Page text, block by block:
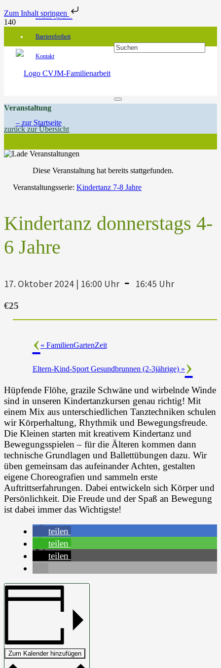
Zum Inhalt springen
Leichte Sprache
Barrierefreiheit
Kontakt
Veranstaltung
zurück zur Übersicht
Diese Veranstaltung hat bereits stattgefunden.
Veranstaltungsserie: Kindertanz 7-8 Jahre
Kindertanz donnerstags 4-
6 Jahre
17. Oktober 2024 | 16:00 Uhr - 16:45 Uhr
€25
« FamilienGartenZeit
Eltern-Kind-Sport Gesundbrunnen (2-3jährige) »
Hüpfende Flöhe, grazile Schwäne und wirbelnde Winde
sind in unseren Kindertanzkursen genau richtig! Mit
einem Mix aus unterschiedlichen Tanztechniken schulen
wir Körperhaltung, Rhythmik und Bewegungsfreude.
Die Kleinen starten mit kreativem Kindertanz und
Bewegungsspielen – für die Älteren kommen dann
technische Grundlagen und Ballettübungen dazu. Wir
üben gemeinsam das aufeinander Achten, gestalten
eigene Choreografien und sammeln erste
Auftrittserfahrungen. Dabei entwickeln sich Körper und
Persönlichkeit. Die Freude und der Spaß an Bewegung
ist dabei immer das Wichtigste!
teilen
teilen
teilen
Zum Kalender hinzufügen